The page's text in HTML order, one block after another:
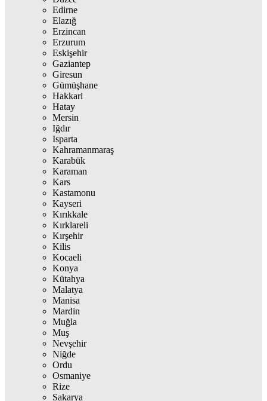
Edirne
Elazığ
Erzincan
Erzurum
Eskişehir
Gaziantep
Giresun
Gümüşhane
Hakkari
Hatay
Mersin
Iğdır
Isparta
Kahramanmaraş
Karabük
Karaman
Kars
Kastamonu
Kayseri
Kırıkkale
Kırklareli
Kırşehir
Kilis
Kocaeli
Konya
Kütahya
Malatya
Manisa
Mardin
Muğla
Muş
Nevşehir
Niğde
Ordu
Osmaniye
Rize
Sakarya